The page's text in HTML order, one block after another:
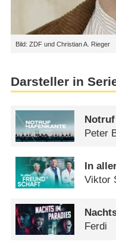
Bild: ZDF und Christian A. Rieger
Darsteller in
Peter
In
Viktor
Ferdi